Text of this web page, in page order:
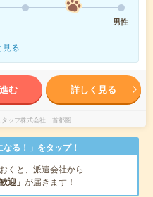
男性
見る
む 詳しく見る
タッフ株式会社 首都圏
る！」をタップ！
くと、派遣会社から
迎」 が届きます！